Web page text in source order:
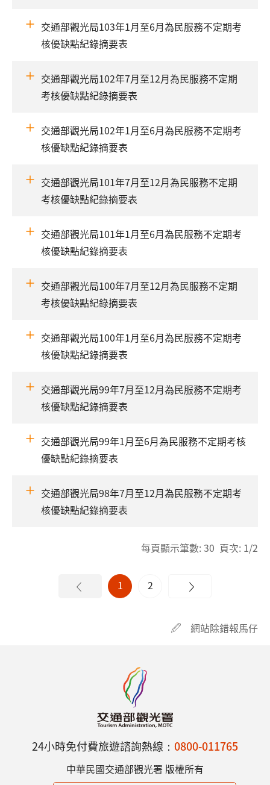
交通部觀光局103年1月至6月為民服務不定期考
核優缺點紀錄摘要表
交通部觀光局102年7月至12月為民服務不定期
考核優缺點紀錄摘要表
交通部觀光局102年1月至6月為民服務不定期考
核優缺點紀錄摘要表
交通部觀光局101年7月至12月為民服務不定期
考核優缺點紀錄摘要表
交通部觀光局101年1月至6月為民服務不定期考
核優缺點紀錄摘要表
交通部觀光局100年7月至12月為民服務不定期
考核優缺點紀錄摘要表
交通部觀光局100年1月至6月為民服務不定期考
核優缺點紀錄摘要表
交通部觀光局99年7月至12月為民服務不定期考
核優缺點紀錄摘要表
交通部觀光局99年1月至6月為民服務不定期考核
優缺點紀錄摘要表
交通部觀光局98年7月至12月為民服務不定期考
核優缺點紀錄摘要表
每頁顯示筆數: 30 頁次: 1/2
1 2
網站除錯報馬仔
24小時免付費旅遊諮詢熱線： 0800-011765
中華民國交通部觀光署 版權所有